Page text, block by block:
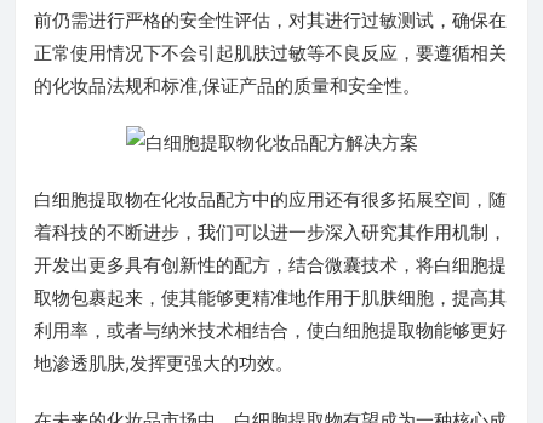
前仍需进行严格的安全性评估，对其进行过敏测试，确保在
正常使用情况下不会引起肌肤过敏等不良反应，要遵循相关
的化妆品法规和标准,保证产品的质量和安全性。
白细胞提取物在化妆品配方中的应用还有很多拓展空间，随
着科技的不断进步，我们可以进一步深入研究其作用机制，
开发出更多具有创新性的配方，结合微囊技术，将白细胞提
取物包裹起来，使其能够更精准地作用于肌肤细胞，提高其
利用率，或者与纳米技术相结合，使白细胞提取物能够更好
地渗透肌肤,发挥更强大的功效。